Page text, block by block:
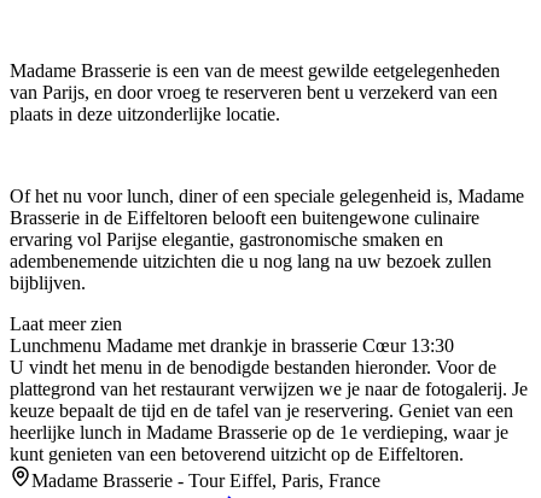
Madame Brasserie is een van de meest gewilde eetgelegenheden
van Parijs, en door vroeg te reserveren bent u verzekerd van een
plaats in deze uitzonderlijke locatie.
Of het nu voor lunch, diner of een speciale gelegenheid is, Madame
Brasserie in de Eiffeltoren belooft een buitengewone culinaire
ervaring vol Parijse elegantie, gastronomische smaken en
adembenemende uitzichten die u nog lang na uw bezoek zullen
bijblijven.
Laat meer zien
Lunchmenu Madame met drankje in brasserie Cœur 13:30
U vindt het menu in de benodigde bestanden hieronder. Voor de
plattegrond van het restaurant verwijzen we je naar de fotogalerij. Je
keuze bepaalt de tijd en de tafel van je reservering. Geniet van een
heerlijke lunch in Madame Brasserie op de 1e verdieping, waar je
kunt genieten van een betoverend uitzicht op de Eiffeltoren.
Madame Brasserie - Tour Eiffel, Paris, France